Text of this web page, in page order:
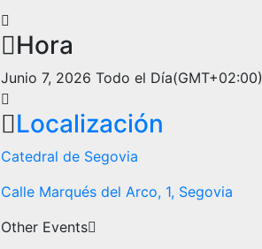
Hora
Junio 7, 2026 Todo el Día(GMT+02:00)
Localización
Catedral de Segovia
Calle Marqués del Arco, 1, Segovia
Other Events